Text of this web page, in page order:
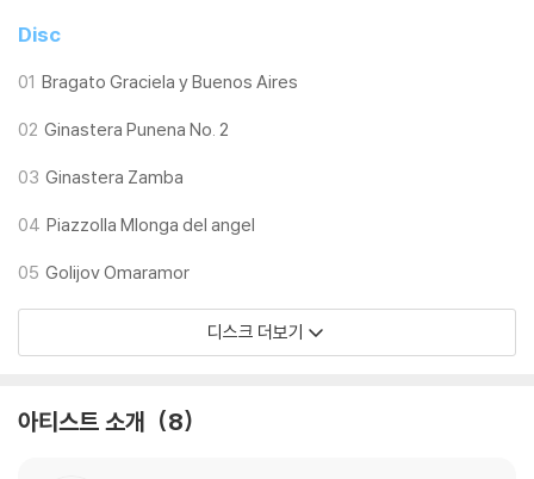
4) 디지털 다운로드 코드는 본사에서 공지 없이 증정 종료될 수 있습니다.
※ 재생 불량
모델) 다이내믹 사운드의 편차가 큰 트랙을 재생할 때 이상 현상이 발생할
수 있습니다.
하니 침압 조절이 가능한 기기에서 재생하실 것을 권유 드립니다.
다. 전용 제품으로 이를 제거하면 대부분 해결됩니다.
3) 바늘에 먼지가 쌓이는 경우에도 재생이 원활하지 않을 수 있습니다.
렁거리거나 휘어지는 경우가 있습니다.
Disc
01 Bragato Graciela y Buenos Aires
02 Ginastera Punena No. 2
03 Ginastera Zamba
04 Piazzolla Mlonga del angel
05 Golijov Omaramor
디스크 더보기
아티스트 소개 8